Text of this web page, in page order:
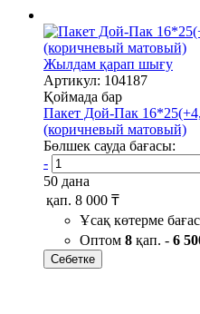
Жылдам қарап шығу
Артикул: 104187
Қоймада бар
Пакет Дой-Пак
(коричневый матовый)
Бөлшек сауда бағасы:
-
50 дана
қап. 8 000 ₸
Ұсақ көтерме
Оптом 8 қап. - 6
Себетке